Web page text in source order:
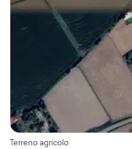
Terreno agricolo